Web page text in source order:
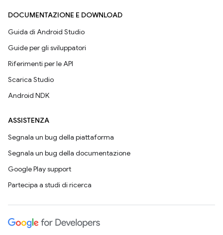
DOCUMENTAZIONE E DOWNLOAD
Guida di Android Studio
Guide per gli sviluppatori
Riferimenti per le API
Scarica Studio
Android NDK
ASSISTENZA
Segnala un bug della piattaforma
Segnala un bug della documentazione
Google Play support
Partecipa a studi di ricerca